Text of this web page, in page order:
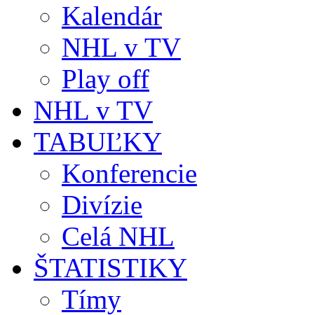
Kalendár
NHL v TV
Play off
NHL v TV
TABUĽKY
Konferencie
Divízie
Celá NHL
ŠTATISTIKY
Tímy